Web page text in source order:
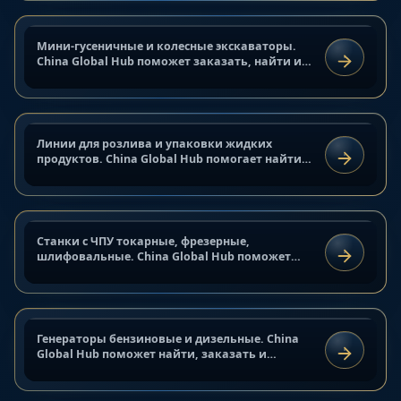
АНАЛИТИКА И ОБЗОРЫ
Мини-гусеничные и колесные экскаваторы.
China Global Hub поможет заказать, найти и
от производителей из Китая
ЧИТАТЬ
АНАЛИТИКА И ОБЗОРЫ
Линии для розлива и упаковки
жидких продуктов из Китая
Линии для розлива и упаковки жидких
продуктов. China Global Hub помогает найти и
ЧИТАТЬ
АНАЛИТИКА И ОБЗОРЫ
Станки с ЧПУ токарные,
фрезерные, шлифовальные из
Китая
Станки с ЧПУ токарные, фрезерные,
шлифовальные. China Global Hub поможет
напрямую от производителей.
ЧИТАТЬ
АНАЛИТИКА И ОБЗОРЫ
Генераторы бензиновые и
дизельные купить из Китая
Генераторы бензиновые и дизельные. China
Global Hub поможет найти, заказать и
от производителей из Китая
ЧИТАТЬ
Одежда для фитнеса и активного
отдыха купить из Китая